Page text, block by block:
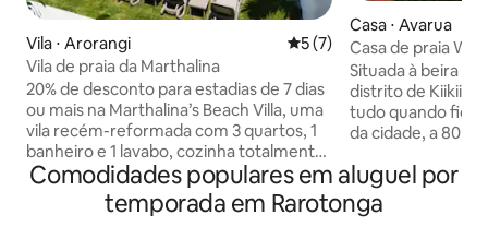
Vila ⋅ Arorangi 5 de uma avaliação média
5 (7)
Vila de praia da Marthalina
20% de desconto para estadias de 7 dias
ou mais na Marthalina’s Beach Villa, uma
vila recém-reformada com 3 quartos, 1
banheiro e 1 lavabo, cozinha totalmente
equipada e lavanderia. Localizado do
outro lado da estrada da requintada
Reserva Marinha da Praia de Aroa, no
Casa ⋅ Avarua
Casa de praia
o mar, acomoda 7
Situada à beira
distrito de Kiikii,
tudo quando ficar
da cidade, a 80 m
de ônibus. Vistas fabulosas para o
oceano, nasceres
ondas batendo
Comodidades populares em aluguel por
temporada em Rarotonga